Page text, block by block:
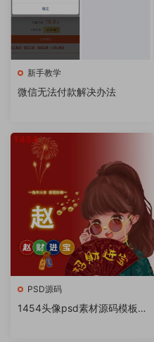
新手教学
微信无法付款解决办法
PSD源码
1454头像psd素材源码模板